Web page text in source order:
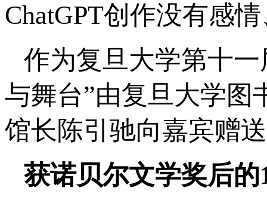
ChatGPT创作没有感
作为复旦大学第十
与舞台”由复旦大学图
馆长陈引驰向嘉宾赠
获诺贝尔文学奖后